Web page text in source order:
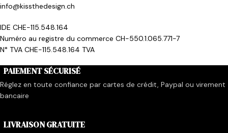
info@kissthedesign.ch
IDE CHE-115.548.164
Numéro au registre du commerce CH-550.1.065.771-7
N° TVA CHE-115.548.164 TVA
PAIEMENT SÉCURISÉ
Réglez en toute confiance par cartes de crédit, Paypal ou virement
bancaire
LIVRAISON GRATUITE